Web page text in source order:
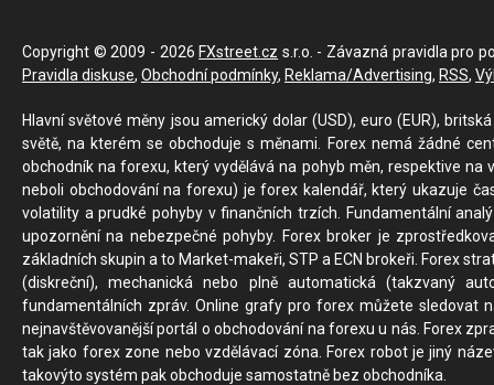
Copyright © 2009 - 2026 FXstreet.cz s.r.o. - Závazná pravidla pro
Pravidla diskuse, Obchodní podmínky, Reklama/Advertising, RSS,
Hlavní světové měny jsou americký dolar (USD), euro (EUR),
světě, na kterém se obchoduje s měnami. Forex nemá žádné
obchodník na forexu, který vydělává na pohyb měn, respektive
neboli obchodování na forexu) je forex kalendář, který ukazuje
volatility a prudké pohyby v finančních trzích. Fundamentální
upozornění na nebezpečné pohyby. Forex broker je
základních skupin a to Market-makeři, STP a ECN brokeři. Forex
(diskreční), mechanická nebo plně automatická (takzvaný
fundamentálních zpráv. Online grafy pro forex můžete sledovat
nejnavštěvovanější portál o obchodování na forexu u nás. Forex
tak jako forex zone nebo vzdělávací zóna. Forex robot je jiný
takovýto systém pak obchoduje samostatně bez obchodníka.